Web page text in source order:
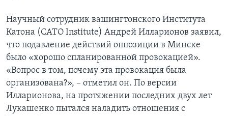
Научный сотрудник вашингтонского Института
Катона (CATO Institute) Андрей Илларионов заявил,
что подавление действий оппозиции в Минске
было «хорошо спланированной провокацией».
«Вопрос в том, почему эта провокация была
организована?», – отметил он. По версии
Илларионова, на протяжении последних двух лет
Лукашенко пытался наладить отношения с